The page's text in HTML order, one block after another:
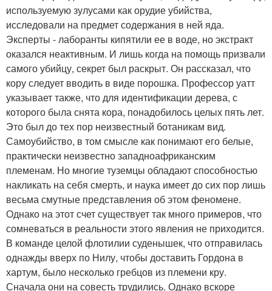
используемую зулусами как орудие убийства,
исследовали на предмет содержания в ней яда.
Эксперты - лаборанты кипятили ее в воде, но экстракт
оказался неактивным. И лишь когда на помощь призвали
самого убийцу, секрет был раскрыт. Он рассказал, что
кору следует вводить в виде порошка. Профессор уатт
указывает также, что для идентификации дерева, с
которого была снята кора, понадобилось целых пять лет.
Это был до тех пор неизвестный ботаникам вид.
Самоубийство, в том смысле как понимают его белые,
практически неизвестно западноафриканским
племенам. Но многие туземцы обладают способностью
накликать на себя смерть, и наука имеет до сих пор лишь
весьма смутные представления об этом феномене.
Однако на этот счет существует так много примеров, что
сомневаться в реальности этого явления не приходится.
В команде целой флотилии суденышек, что отправилась
однажды вверх по Нилу, чтобы доставить Гордона в
хартум, было несколько гребцов из племени кру.
Сначала они на совесть трудились. Однако вскоре